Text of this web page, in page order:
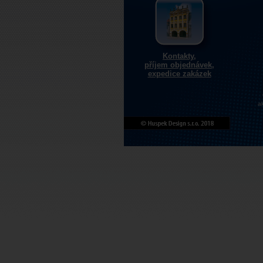
Kontakty,
příjem objednávek,
expedice zakázek